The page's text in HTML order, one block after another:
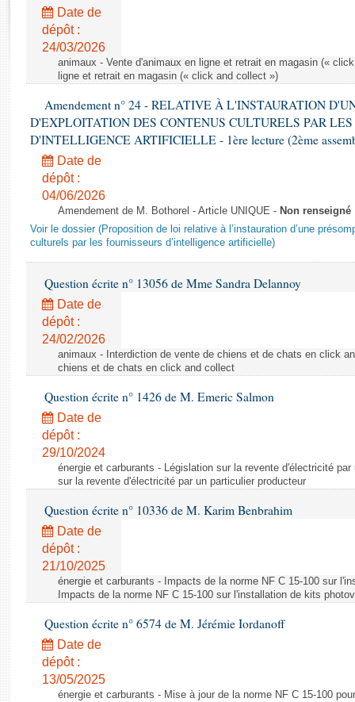
Rapports législatifs
Rapports sur l'application des lois
Baromètre de l’application des lois
Dossiers législatifs
Budget et sécurité sociale
Questions écrites et orales
Comptes rendus des débats
Date de
dépôt :
24/03/2026
animaux - Vente d'animaux en ligne et retrait en magasin («
ligne et retrait en magasin (« click and collect »)
Amendement n° 24 - RELATIVE À L'INSTAURATION
D'EXPLOITATION DES CONTENUS CULTURELS PAR LES
D'INTELLIGENCE ARTIFICIELLE - 1ère lecture (2ème
Date de
dépôt :
04/06/2026
Amendement de M. Bothorel - Article UNIQUE - Non renseigné
Voir le dossier (Proposition de loi relative à l’instauration d’une
culturels par les fournisseurs d’intelligence artificielle)
Question écrite n° 13056 de Mme Sandra Delannoy
Date de
dépôt :
24/02/2026
animaux - Interdiction de vente de chiens et de chats en click
chiens et de chats en click and collect
Question écrite n° 1426 de M. Emeric Salmon
Date de
dépôt :
29/10/2024
énergie et carburants - Législation sur la revente d'électricité
sur la revente d'électricité par un particulier producteur
Question écrite n° 10336 de M. Karim Benbrahim
Date de
dépôt :
21/10/2025
énergie et carburants - Impacts de la norme NF C 15-100 sur
Impacts de la norme NF C 15-100 sur l'installation de kits
Question écrite n° 6574 de M. Jérémie Iordanoff
Date de
dépôt :
13/05/2025
énergie et carburants - Mise à jour de la norme NF C 15-100